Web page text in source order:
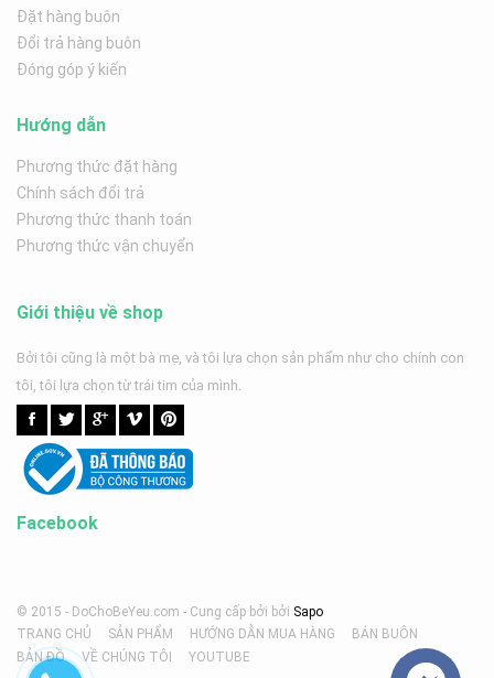
Đặt hàng buôn
Đổi trả hàng buôn
Đóng góp ý kiến
Hướng dẫn
Phương thức đặt hàng
Chính sách đổi trả
Phương thức thanh toán
Phương thức vận chuyển
Giới thiệu về shop
Bởi tôi cũng là một bà mẹ, và tôi lựa chọn sản phẩm như cho chính con
tôi, tôi lựa chọn từ trái tim của mình.
Facebook
© 2015 - DoChoBeYeu.com - Cung cấp bởi bởi Sapo
TRANG CHỦ
SẢN PHẨM HƯỚNG DẪN MUA HÀNG
BÁN BUÔN
BẢN ĐỒ
VỀ CHÚNG TÔI YOUTUBE